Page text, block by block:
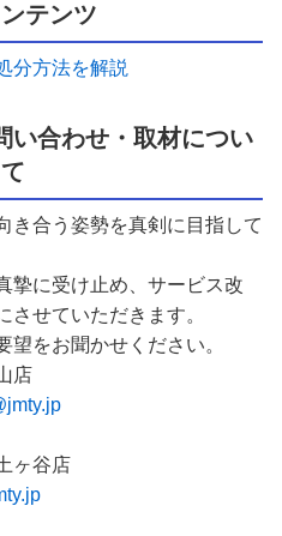
テンツ
分方法を解説
い合わせ・取材につい
て
き合う姿勢を真剣に目指して
摯に受け止め、サービス改
せていただきます。
をお聞かせください。
店
ヶ谷店